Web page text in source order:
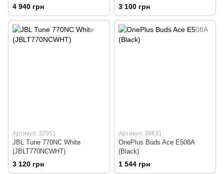
4 940 грн 3 100 грн
Артикул: 32951
JBL Tune 770NC White
(JBLT770NCWHT)
3 120 грн
Артикул: 36631
OnePlus Buds Ace Е508A
(Black)
1 544 грн